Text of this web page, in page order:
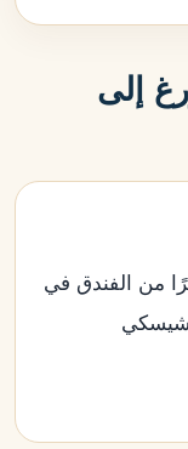
إلى
من الفندق في